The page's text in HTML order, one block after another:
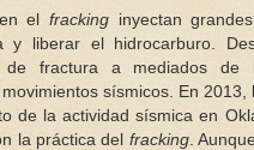
el fracking inyectan
y liberar el hidrocarburo.
de fractura a mediados de
sísmicos. En 2013,
de la actividad sísmica en
la práctica del fracking.